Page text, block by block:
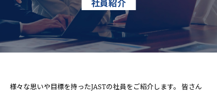
社員紹介
様々な思いや目標を持ったJASTの社員をご紹介します。
皆さん